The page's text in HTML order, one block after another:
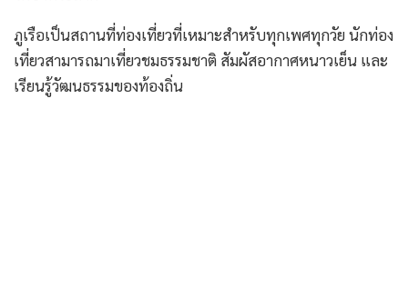
ภูเรือเป็นสถานที่ท่องเที่ยวที่เหมาะสำหรับทุกเพศทุกวัย นักท่อง
เที่ยวสามารถมาเที่ยวชมธรรมชาติ สัมผัสอากาศหนาวเย็น และ
เรียนรู้วัฒนธรรมของท้องถิ่น